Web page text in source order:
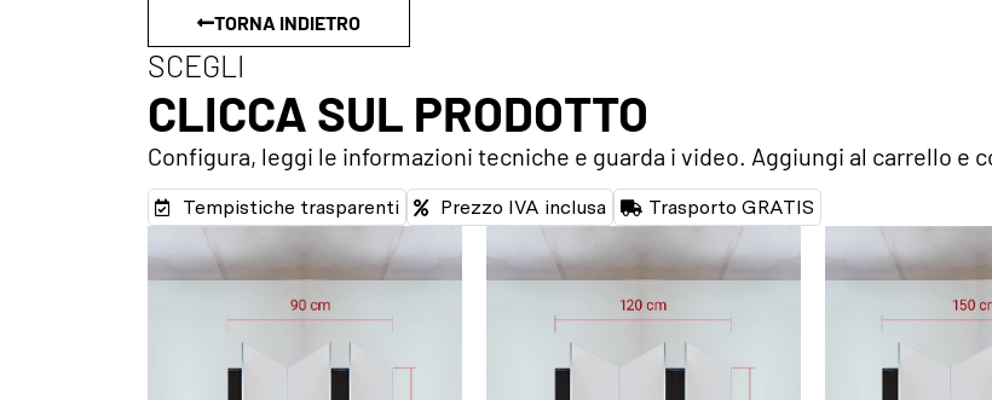
TORNA INDIETRO
SCEGLI
CLICCA SUL PRODOTTO
Configura, leggi le informazioni tecniche e guarda i video. Aggiungi al carrello e
Tempistiche trasparenti Prezzo IVA inclusa Trasporto GRATIS